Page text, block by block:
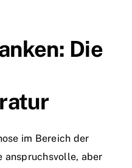
Die
im Bereich der
anspruchsvolle, aber